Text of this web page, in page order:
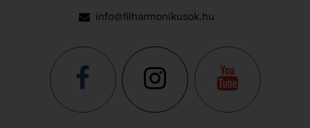
info@filharmonikusok.hu